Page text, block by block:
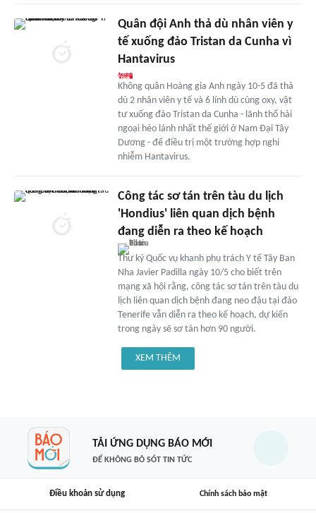
Quân đội Anh thả dù nhân viên y
tế xuống đảo Tristan da Cunha vì
Hantavirus
Không quân Hoàng gia Anh ngày 10-5 đã thả
dù 2 nhân viên y tế và 6 lính dù cùng oxy, vật
tư xuống đảo Tristan da Cunha - lãnh thổ hải
ngoại hẻo lánh nhất thế giới ở Nam Đại Tây
Dương - để điều trị một trường hợp nghi
nhiễm Hantavirus.
Công tác sơ tán trên tàu du lịch
'Hondius' liên quan dịch bệnh
đang diễn ra theo kế hoạch
Thư ký Quốc vụ khanh phụ trách Y tế Tây Ban
Nha Javier Padilla ngày 10/5 cho biết trên
mạng xã hội rằng, công tác sơ tán trên tàu du
lịch liên quan dịch bệnh đang neo đậu tại đảo
Tenerife vẫn diễn ra theo kế hoạch, dự kiến
trong ngày sẽ sơ tán hơn 90 người.
XEM THÊM
TẢI ỨNG DỤNG BÁO MỚI
ĐỂ KHÔNG BỎ SÓT TIN TỨC
Điều khoản sử dụng Chính sách bảo mật